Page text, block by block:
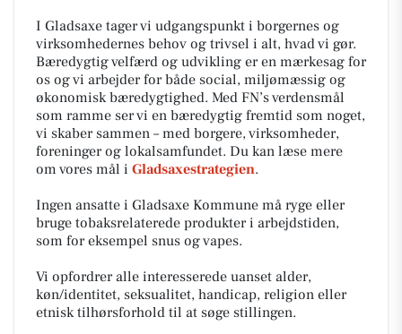
I Gladsaxe tager vi udgangspunkt i borgernes og
virksomhedernes behov og trivsel i alt, hvad vi gør.
Bæredygtig velfærd og udvikling er en mærkesag for
os og vi arbejder for både social, miljømæssig og
økonomisk bæredygtighed. Med FN’s verdensmål
som ramme ser vi en bæredygtig fremtid som noget,
vi skaber sammen – med borgere, virksomheder,
foreninger og lokalsamfundet. Du kan læse mere
om vores mål i Gladsaxestrategien.
Ingen ansatte i Gladsaxe Kommune må ryge eller
bruge tobaksrelaterede produkter i arbejdstiden,
som for eksempel snus og vapes.
Vi opfordrer alle interesserede uanset alder,
køn/identitet, seksualitet, handicap, religion eller
etnisk tilhørsforhold til at søge stillingen.